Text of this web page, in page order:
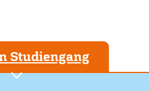
Studiengang